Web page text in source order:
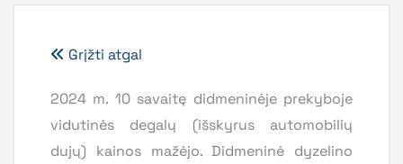
Grįžti atgal
2024 m. 10 savaitę didmeninėje prekyboje
vidutinės degalų (išskyrus automobilių
dujų) kainos mažėjo. Didmeninė dyzelino